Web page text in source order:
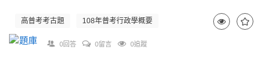
高普考考古題 108年普考行政學概要
0回答 0留言 0追蹤